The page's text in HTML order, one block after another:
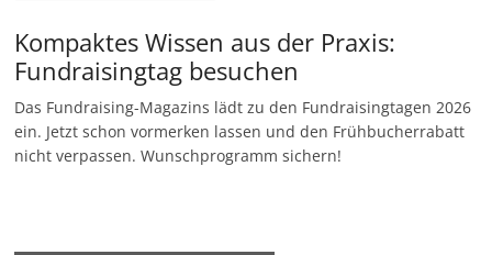
Kompaktes Wissen aus der Praxis:
Fundraisingtag besuchen
Das Fundraising-Magazins lädt zu den Fundraisingtagen 2026
ein. Jetzt schon vormerken lassen und den Frühbucherrabatt
nicht verpassen. Wunschprogramm sichern!